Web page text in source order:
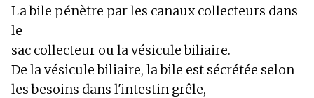
La bile pénètre par les canaux collecteurs dans
le
sac collecteur ou la vésicule biliaire.
De la vésicule biliaire, la bile est sécrétée selon
les besoins dans l'intestin grêle,